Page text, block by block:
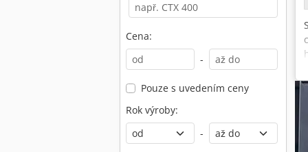
Cena:
-
Pouze s uvedením ceny
Rok výroby:
-